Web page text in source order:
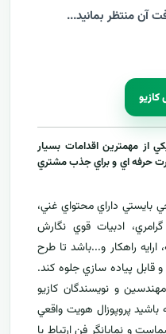
آن منتظر بمانید...
از مهمترين اقدامات بسيار
حرفه اي و براي جذب مشتري
بايستي داراي محتواي غني،
ادبيات قوي نگارش
راهکار و...باشد تا طرح
قابل پياده سازي جلوه کند.
و نويسندگان کازيو
پروپوزال هويت واقعي